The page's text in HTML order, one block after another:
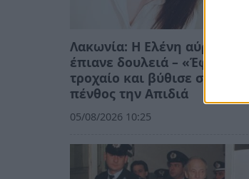
Λακωνία: Η Ελένη αύριο θα
έπιανε δουλειά – «Έφυγε» σε
τροχαίο και βύθισε στο
πένθος την Απιδιά
05/08/2026 10:25